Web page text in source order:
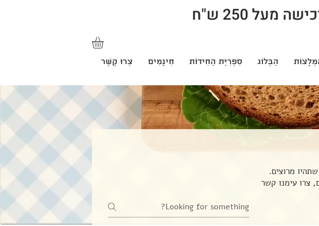
250 ש"ח
הַבְּלוֹג סִפְרִיַּת הַחִידוֹת חִינָמִים צְרוּ קֶשֶׁר
מרוצים.
צרו עימנו קשר